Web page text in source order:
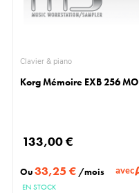
Clavier & piano
Korg Mémoire EXB 256 MO
133,00 €
Ou33,25 € /mois avec
EN STOCK